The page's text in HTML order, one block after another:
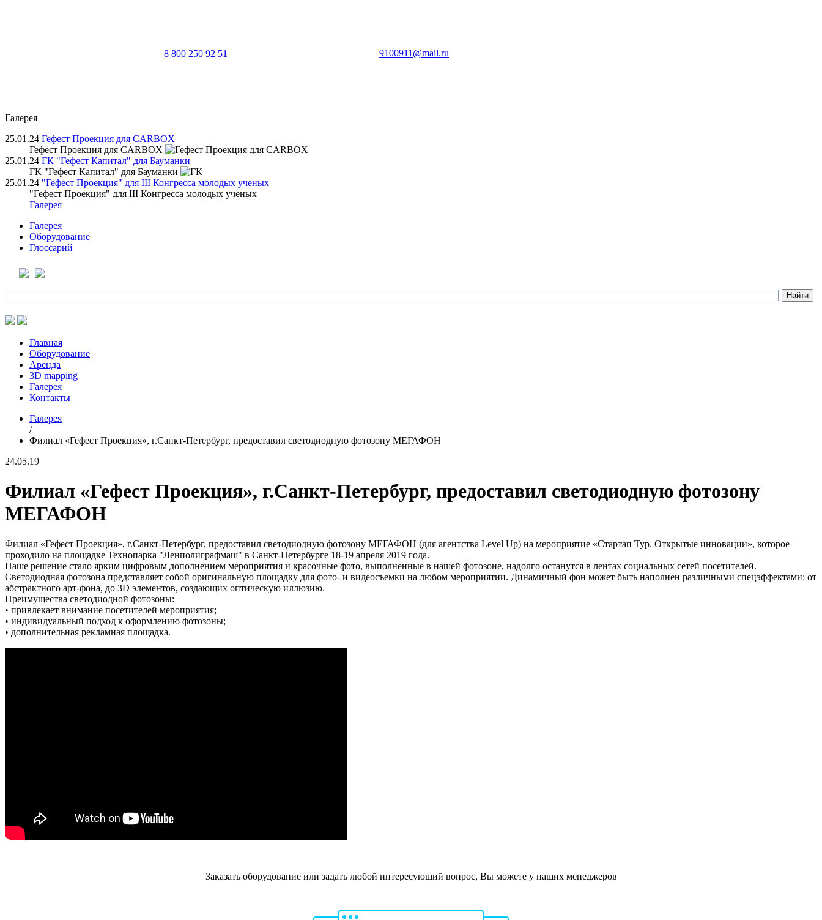
8 800 250 92 51 9100911@mail.ru
Галерея
25.01.24 Гефест Проекция для CARBOX
Гефест Проекция для CARBOX
25.01.24 ГК "Гефест Капитал" для Бауманки
ГК "Гефест Капитал" для Бауманки
25.01.24 "Гефест Проекция" для III Конгресса молодых ученых
"Гефест Проекция" для III Конгресса молодых ученых
Галерея
Галерея
Оборудование
Глоссарий
Главная
Оборудование
Аренда
3D mapping
Галерея
Контакты
Галерея
/
Филиал «Гефест Проекция», г.Санкт-Петербург, предоставил светодиодную фотозону МЕГАФОН
24.05.19
Филиал «Гефест Проекция», г.Санкт-Петербург, предоставил светодиодную фотозону
МЕГАФОН
Филиал «Гефест Проекция», г.Санкт-Петербург, предоставил светодиодную фотозону МЕГАФОН (для агентства Level Up) на мероприятие «Стартап Тур. Открытые инновации», которое
проходило на площадке Технопарка "Ленполиграфмаш" в Санкт-Петербурге 18-19 апреля 2019 года.
Наше решение стало ярким цифровым дополнением мероприятия и красочные фото, выполненные в нашей фотозоне, надолго останутся в лентах социальных сетей посетителей.
Светодиодная фотозона представляет собой оригинальную площадку для фото- и видеосъемки на любом мероприятии. Динамичный фон может быть наполнен различными спецэффектами: от
абстрактного арт-фона, до 3D элементов, создающих оптическую иллюзию.
Преимущества светодиодной фотозоны:
• привлекает внимание посетителей мероприятия;
• индивидуальный подход к оформлению фотозоны;
• дополнительная рекламная площадка.
Заказать оборудование или задать любой интересующий вопрос, Вы можете у наших менеджеров